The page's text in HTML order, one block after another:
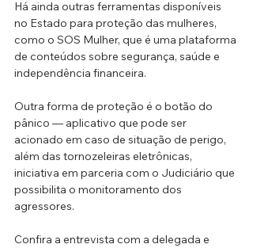
Há ainda outras ferramentas disponíveis
no Estado para proteção das mulheres,
como o SOS Mulher, que é uma plataforma
de conteúdos sobre segurança, saúde e
independência financeira.
Outra forma de proteção é o botão do
pânico — aplicativo que pode ser
acionado em caso de situação de perigo,
além das tornozeleiras eletrônicas,
iniciativa em parceria com o Judiciário que
possibilita o monitoramento dos
agressores.
Confira a entrevista com a delegada e